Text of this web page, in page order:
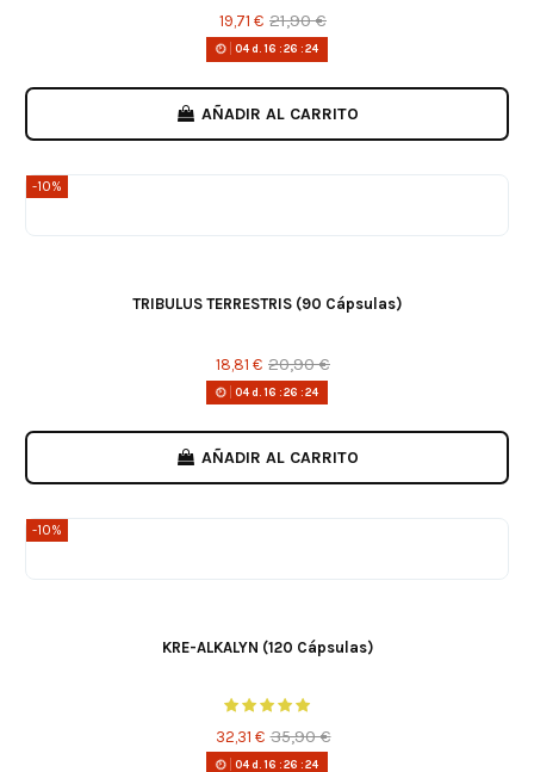
19,71 € 21,90 €
04d. 16 :26 :24
AÑADIR AL CARRITO
-10%
TRIBULUS TERRESTRIS (90 Cápsulas)
18,81 € 20,90 €
04d. 16 :26 :24
AÑADIR AL CARRITO
-10%
KRE-ALKALYN (120 Cápsulas)
32,31 € 35,90 €
04d. 16 :26 :24